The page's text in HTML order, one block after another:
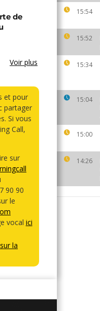
15:54
15:52
15:34
15:04
15:00
14:26
de
Voir plus
et pour
partager
Si vous
Call,
sur
90 90
le
vocal ici
la